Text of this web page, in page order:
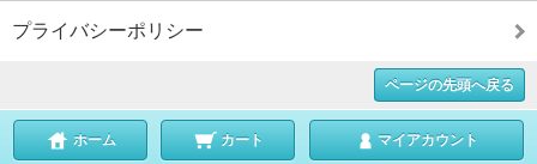
プライバシーポリシー
ページの先頭へ戻る
ホーム カート マイアカウント